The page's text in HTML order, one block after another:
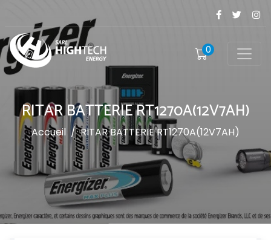
0
RITAR BATTERIE RT1270A(12V7AH)
Accueil / RITAR BATTERIE RT1270A(12V7AH)